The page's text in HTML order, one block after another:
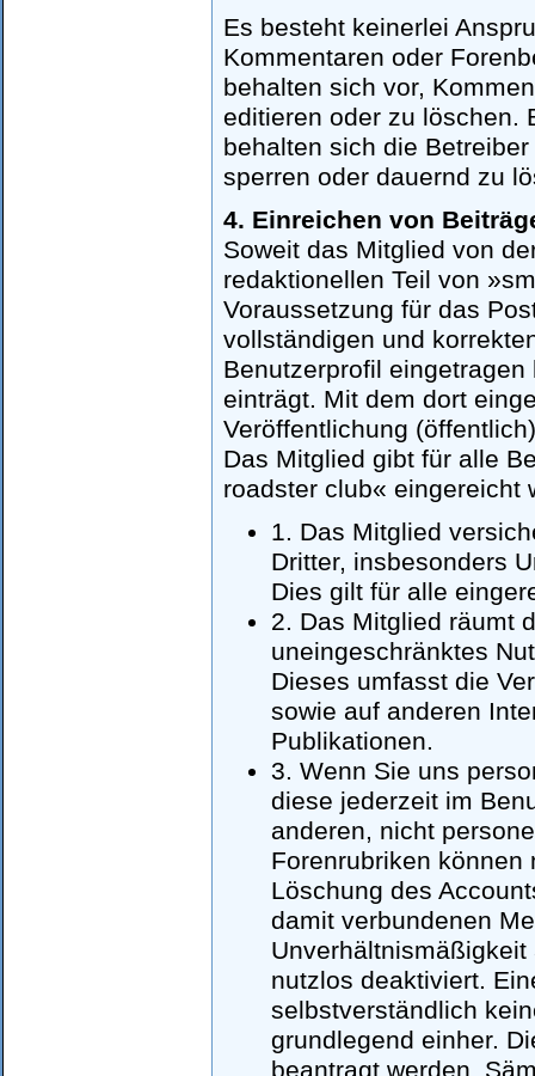
Es besteht keinerlei
Kommentaren oder
behalten sich vor,
editieren oder zu löschen.
behalten sich die
sperren oder dauernd zu
4. Einreichen von
Soweit das Mitglied von
redaktionellen Teil von
Voraussetzung für das
vollständigen und
Benutzerprofil
einträgt. Mit dem dort
Veröffentlichung
Das Mitglied gibt für alle
roadster club« eingereicht
1. Das Mitglied
Dritter, insbesonders
Dies gilt für alle
2. Das Mitglied räumt
uneingeschränktes
Dieses umfasst die
sowie auf anderen
Publikationen.
3. Wenn Sie uns
diese jederzeit im
anderen, nicht
Forenrubriken
Löschung des
damit verbundenen
nutzlos deaktiviert.
selbstverständlich
grundlegend einher.
beantragt werden.